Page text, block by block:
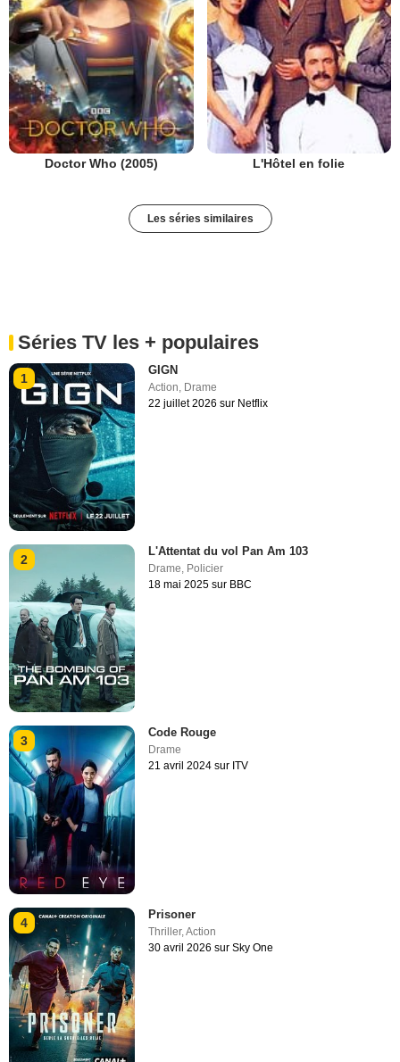
Doctor Who (2005) L'Hôtel en folie
Les séries similaires
Séries TV les + populaires
1
GIGN
Action Drame
22 juillet 2026 sur Netflix
2
L'Attentat du vol Pan Am 103
Drame, Policier
18 mai 2025 sur BBC
3
Code Rouge
Drame
21 avril 2024 sur ITV
4
Prisoner
Thriller,Action
30 avril 2026 sur Sky One